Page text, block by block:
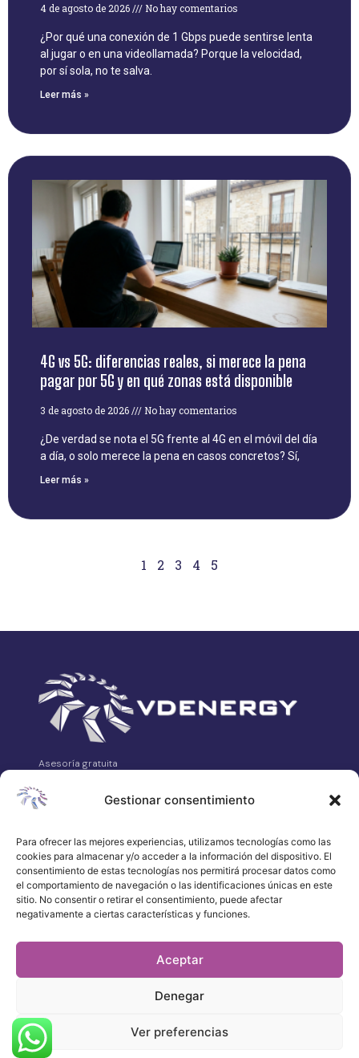
Gestionar consentimiento
Para ofrecer las mejores experiencias, utilizamos tecnologías como las
cookies para almacenar y/o acceder a la información del dispositivo. El
consentimiento de estas tecnologías nos permitirá procesar datos como
el comportamiento de navegación o las identificaciones únicas en este
sitio. No consentir o retirar el consentimiento, puede afectar
negativamente a ciertas características y funciones.
Aceptar
Denegar
Ver preferencias
4 de agosto de 2026 No hay comentarios
¿Por qué una conexión de 1 Gbps puede sentirse lenta
al jugar o en una videollamada? Porque la velocidad,
por sí sola, no te salva.
Leer más »
4G vs 5G: diferencias reales, si merece la pena
pagar por 5G y en qué zonas está disponible
3 de agosto de 2026 No hay comentarios
¿De verdad se nota el 5G frente al 4G en el móvil del día
a día, o solo merece la pena en casos concretos? Sí,
Leer más »
1 2 3 4 5
Asesoría gratuita
Analizamos, comparamos y gestionamos tus contratos de
658 315 539
·
WhatsApp
atencionalcliente@vdenergy.es
© 2026 VDEnergy. Todos los derechos
reservados.
Política de privacidad